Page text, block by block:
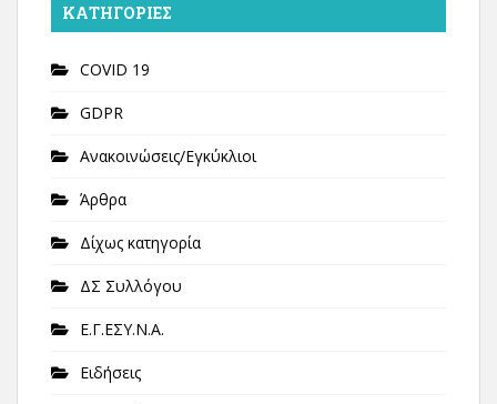
KΑΤΗΓΟΡΊΕΣ
COVID 19
GDPR
Ανακοινώσεις/Εγκύκλιοι
Άρθρα
Δίχως κατηγορία
ΔΣ Συλλόγου
Ε.Γ.ΕΣΥ.Ν.Α.
Ειδήσεις